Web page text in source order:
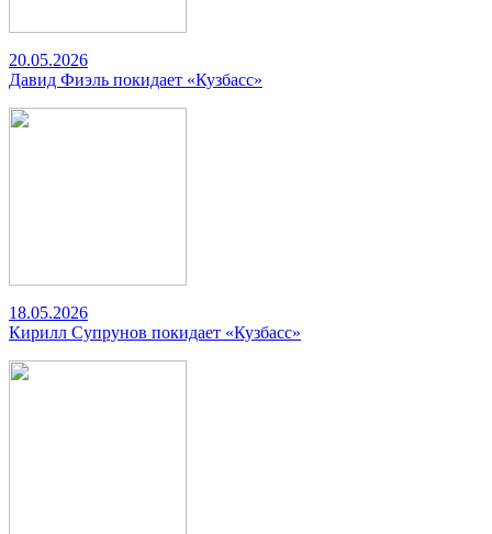
20.05.2026
Давид Фиэль покидает «Кузбасс»
18.05.2026
Кирилл Супрунов покидает «Кузбасс»